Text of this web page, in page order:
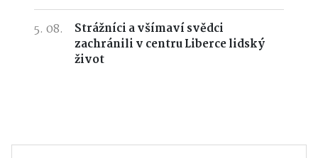
5. 08.
Strážníci a všímaví svědci
zachránili v centru Liberce lidský
život